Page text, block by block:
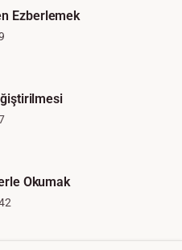
Ezberlemek
Okumak